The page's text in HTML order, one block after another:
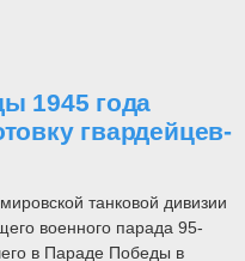
1945 года
гвардейцев-
танковой дивизии
военного парада 95-
в Параде Победы в